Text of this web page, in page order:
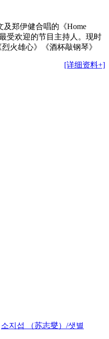
及郑伊健合唱的《Home
受欢迎的节目主持人。现时
火雄心》《酒杯敲钢琴》
[详细资料+]
소지섭 （苏志燮）/샛별